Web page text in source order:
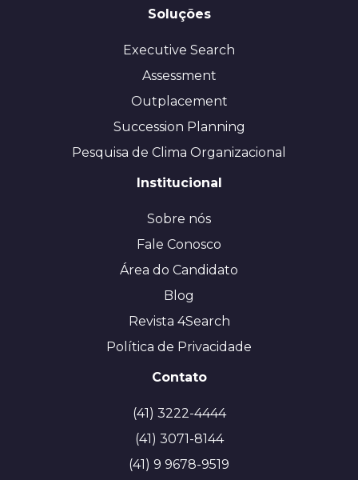
Soluções
Executive Search
Assessment
Outplacement
Succession Planning
Pesquisa de Clima Organizacional
Institucional
Sobre nós
Fale Conosco
Área do Candidato
Blog
Revista 4Search
Política de Privacidade
Contato
(41) 3222-4444
(41) 3071-8144
(41) 9 9678-9519